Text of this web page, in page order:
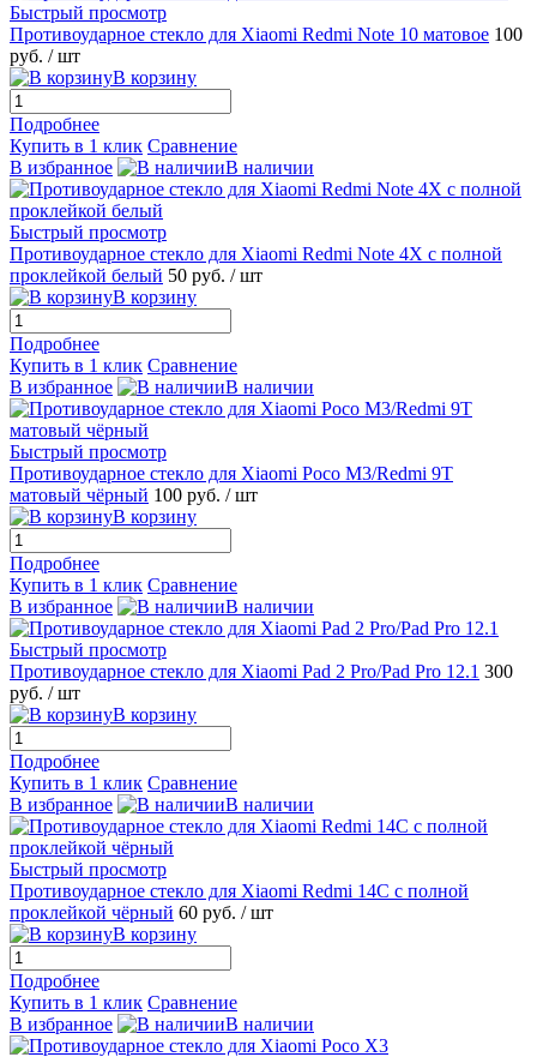
Быстрый просмотр
Противоударное стекло для Xiaomi Redmi Note 10 матовое 100
руб. / шт
В корзину
Подробнее
Купить в 1 клик Сравнение
В избранное
В наличии
Быстрый просмотр
Противоударное стекло для Xiaomi Redmi Note 4X с полной
проклейкой белый 50 руб. / шт
В корзину
Подробнее
Купить в 1 клик Сравнение
В избранное
В наличии
Быстрый просмотр
Противоударное стекло для Xiaomi Poco M3/Redmi 9T
матовый чёрный 100 руб. / шт
В корзину
Подробнее
Купить в 1 клик Сравнение
В избранное
В наличии
Быстрый просмотр
Противоударное стекло для Xiaomi Pad 2 Pro/Pad Pro 12.1 300
руб. / шт
В корзину
Подробнее
Купить в 1 клик Сравнение
В избранное
В наличии
Быстрый просмотр
Противоударное стекло для Xiaomi Redmi 14C с полной
проклейкой чёрный 60 руб. / шт
В корзину
Подробнее
Купить в 1 клик Сравнение
В избранное
В наличии